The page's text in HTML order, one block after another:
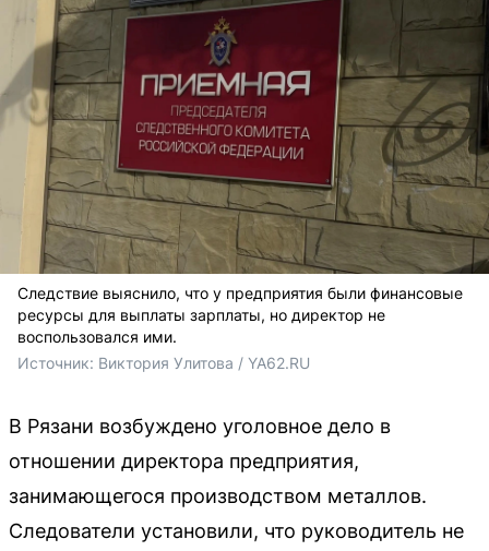
Следствие выяснило, что у предприятия были финансовые
ресурсы для выплаты зарплаты, но директор не
воспользовался ими.
Источник: Виктория Улитова / YA62.RU
В Рязани возбуждено уголовное дело в
отношении директора предприятия,
занимающегося производством металлов.
Следователи установили, что руководитель не